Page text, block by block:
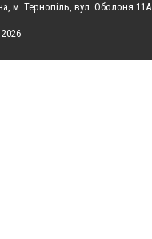
м. Тернопіль, вул. Оболоня 11А